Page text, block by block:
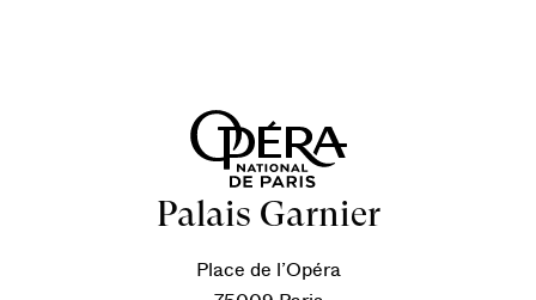
Palais Garnier
Place de l’Opéra